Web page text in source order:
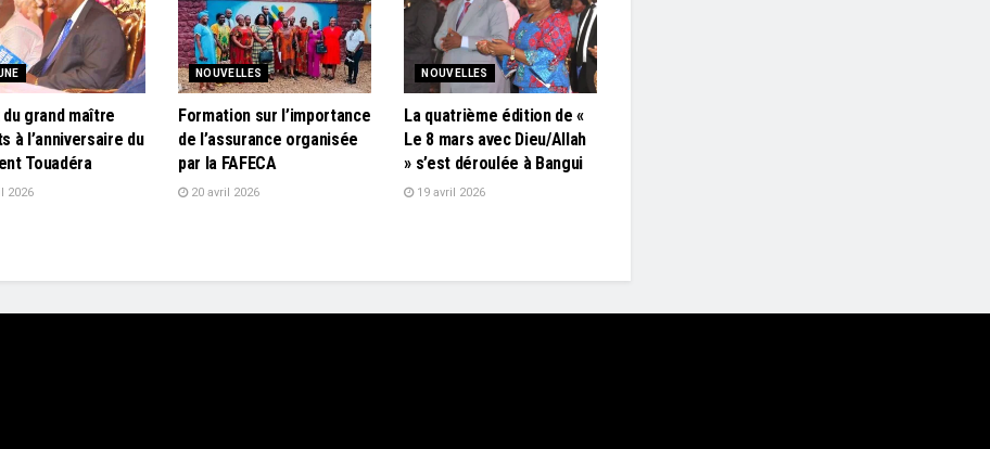
du grand maître
à l’anniversaire du
Touadéra
2026
NOUVELLES
Formation sur l’importance
de l’assurance organisée
par la FAFECA
20 avril 2026
NOUVELLES
La quatrième édition de «
Le 8 mars avec Dieu/Allah
» s’est déroulée à Bangui
19 avril 2026